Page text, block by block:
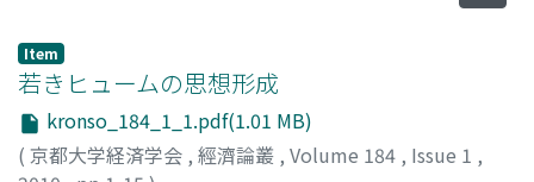
Item
若きヒュームの思想形成
kronso_184_1_1.pdf(1.01 MB)
( 京都大学経済学会 , 經濟論叢 , Volume 184 , Issue 1 ,